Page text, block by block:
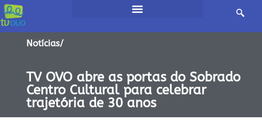
Notícias/
TV OVO abre as portas do Sobrado
Centro Cultural para celebrar
trajetória de 30 anos